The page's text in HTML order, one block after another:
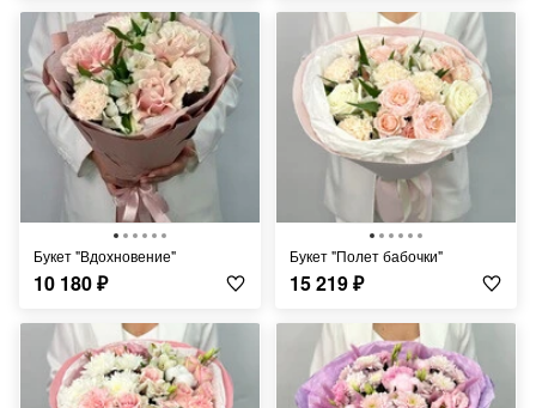
Букет "Вдохновение"
10 180₽
Букет "Полет бабочки"
15 219₽